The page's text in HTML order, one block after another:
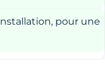
pour une